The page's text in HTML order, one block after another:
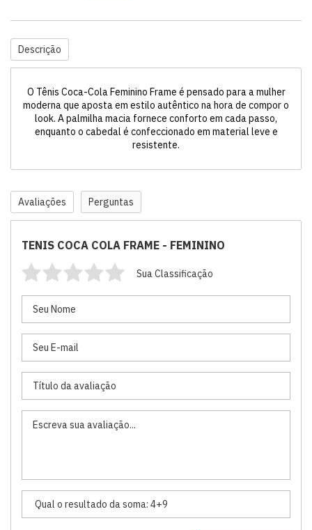
Descrição
O Tênis Coca-Cola Feminino Frame é pensado para a mulher
moderna que aposta em estilo autêntico na hora de compor o
look. A palmilha macia fornece conforto em cada passo,
enquanto o cabedal é confeccionado em material leve e
resistente.
Avaliações Perguntas
TENIS COCA COLA FRAME - FEMININO
Sua Classificação